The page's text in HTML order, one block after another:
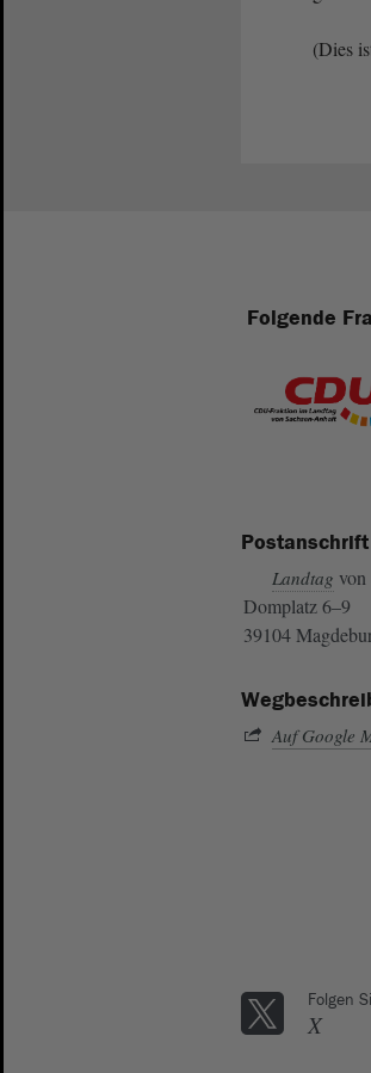
(Dies
Folgende
Postanschrift
Landtag von
Domplatz 6–9
39104
Auf Google
Folgen
X